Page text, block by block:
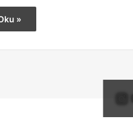
»